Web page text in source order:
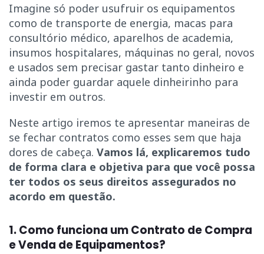
Imagine só poder usufruir os equipamentos
como de transporte de energia, macas para
consultório médico, aparelhos de academia,
insumos hospitalares, máquinas no geral, novos
e usados sem precisar gastar tanto dinheiro e
ainda poder guardar aquele dinheirinho para
investir em outros.
Neste artigo iremos te apresentar maneiras de
se fechar contratos como esses sem que haja
dores de cabeça. Vamos lá, explicaremos tudo
de forma clara e objetiva para que você possa
ter todos os seus direitos assegurados no
acordo em questão.
1. Como funciona um Contrato de Compra
e Venda de Equipamentos?